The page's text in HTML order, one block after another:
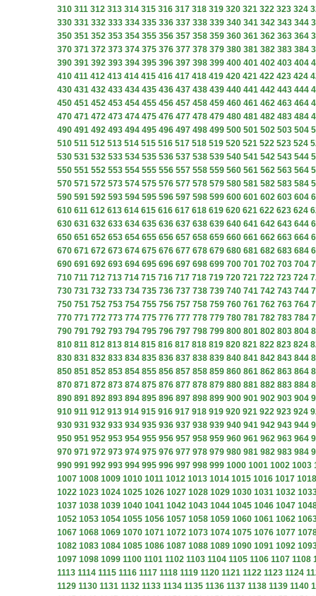
310 311 312 313 314 315 316 317 318 319 320 321 322 323 324
330 331 332 333 334 335 336 337 338 339 340 341 342 343 344
350 351 352 353 354 355 356 357 358 359 360 361 362 363 364
370 371 372 373 374 375 376 377 378 379 380 381 382 383 384
390 391 392 393 394 395 396 397 398 399 400 401 402 403 404
410 411 412 413 414 415 416 417 418 419 420 421 422 423 424
430 431 432 433 434 435 436 437 438 439 440 441 442 443 444
450 451 452 453 454 455 456 457 458 459 460 461 462 463 464
470 471 472 473 474 475 476 477 478 479 480 481 482 483 484
490 491 492 493 494 495 496 497 498 499 500 501 502 503 504
510 511 512 513 514 515 516 517 518 519 520 521 522 523 524
530 531 532 533 534 535 536 537 538 539 540 541 542 543 544
550 551 552 553 554 555 556 557 558 559 560 561 562 563 564
570 571 572 573 574 575 576 577 578 579 580 581 582 583 584
590 591 592 593 594 595 596 597 598 599 600 601 602 603 604
610 611 612 613 614 615 616 617 618 619 620 621 622 623 624
630 631 632 633 634 635 636 637 638 639 640 641 642 643 644
650 651 652 653 654 655 656 657 658 659 660 661 662 663 664
670 671 672 673 674 675 676 677 678 679 680 681 682 683 684
690 691 692 693 694 695 696 697 698 699 700 701 702 703 704
710 711 712 713 714 715 716 717 718 719 720 721 722 723 724
730 731 732 733 734 735 736 737 738 739 740 741 742 743 744
750 751 752 753 754 755 756 757 758 759 760 761 762 763 764
770 771 772 773 774 775 776 777 778 779 780 781 782 783 784
790 791 792 793 794 795 796 797 798 799 800 801 802 803 804
810 811 812 813 814 815 816 817 818 819 820 821 822 823 824
830 831 832 833 834 835 836 837 838 839 840 841 842 843 844
850 851 852 853 854 855 856 857 858 859 860 861 862 863 864
870 871 872 873 874 875 876 877 878 879 880 881 882 883 884
890 891 892 893 894 895 896 897 898 899 900 901 902 903 904
910 911 912 913 914 915 916 917 918 919 920 921 922 923 924
930 931 932 933 934 935 936 937 938 939 940 941 942 943 944
950 951 952 953 954 955 956 957 958 959 960 961 962 963 964
970 971 972 973 974 975 976 977 978 979 980 981 982 983 984
990 991 992 993 994 995 996 997 998 999 1000 1001 1002 1003
1007 1008 1009 1010 1011 1012 1013 1014 1015 1016 1017 1018
1022 1023 1024 1025 1026 1027 1028 1029 1030 1031 1032
1037 1038 1039 1040 1041 1042 1043 1044 1045 1046 1047
1052 1053 1054 1055 1056 1057 1058 1059 1060 1061 1062
1067 1068 1069 1070 1071 1072 1073 1074 1075 1076 1077
1082 1083 1084 1085 1086 1087 1088 1089 1090 1091 1092
1097 1098 1099 1100 1101 1102 1103 1104 1105 1106 1107 1108
1113 1114 1115 1116 1117 1118 1119 1120 1121 1122 1123 1124
1129 1130 1131 1132 1133 1134 1135 1136 1137 1138 1139 1140